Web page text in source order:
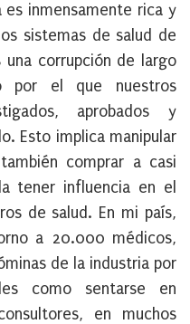
es inmensamente rica y
sistemas de salud de
corrupción de largo
por el que nuestros
aprobados y
Esto implica manipular
comprar a casi
tener influencia en el
de salud. En mi país,
a 20.000 médicos,
de la industria por
como sentarse en
en muchos